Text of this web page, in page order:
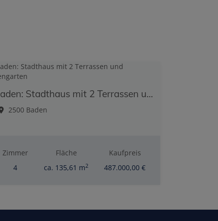
Baden: Stadthaus mit 2 Terrassen und Eigengarten
2500 Baden
Zimmer
4
Fläche
ca. 135,61 m2
Kaufpreis
487.000,00 €